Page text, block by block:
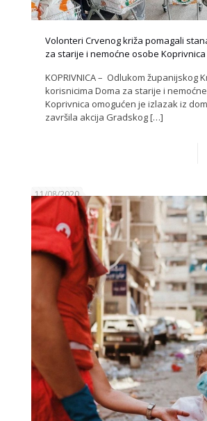
Volonteri Crvenog križa pomagali
za starije i nemoćne osobe Koprivnica
KOPRIVNICA – Odlukom županijskog
korisnicima Doma za starije i
Koprivnica omogućen je izlazak iz
završila akcija Gradskog[…]
11/08/2020